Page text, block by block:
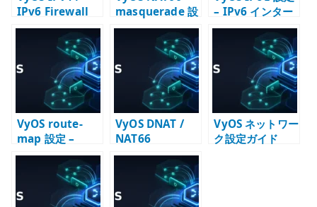
IPv6 Firewall
設定 – input /
forward の責務
masquerade 設
定 – IPv6 NAT
を使う条件
– IPv6 インター
ネット接続の基
VyOS route-
map 設定 –
prefix-list と再
配送で経路を選
VyOS DNAT /
NAT66
destination 設
定 – 公開サービ
スへの転送と
Firewall
VyOS ネットワー
ク設定ガイド